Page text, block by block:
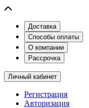
Доставка
Способы оплаты
О компании
Рассрочка
Личный кабинет
Регистрация
Авторизация